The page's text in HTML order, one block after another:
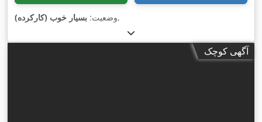
وضعیت: بسیار خوب (کارکرده) ,
آگهی کوچک